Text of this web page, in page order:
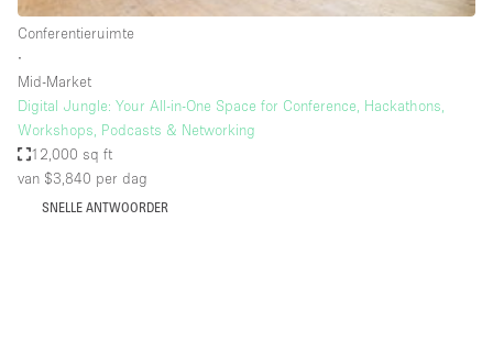
Begane grond
Concierge
Daglicht
Dakterras
Drankvergunning
Conferentieruimte
∙
Mid-Market
Digital Jungle: Your All-in-One Space for Conference, Hackathons,
Workshops, Podcasts & Networking
12,000 sq ft
van $3,840 per dag
SNELLE ANTWOORDER